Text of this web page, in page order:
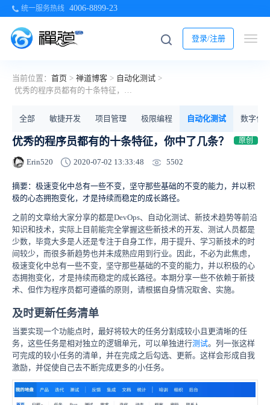
统一服务热线 4006-8899-23
登录/注册
当前位置： 首页 > 禅道博客 > 自动化测试 >
优秀的程序员都有的十条特征，你中了几条？
全部 敏捷开发 项目管理 极限编程 自动化测试 数字化
优秀的程序员都有的十条特征，你中了几条？ 原创
Erin520 2020-07-02 13:33:48 5502
摘要：极速变化中总有一些不变，坚守那些基础的不变的能力，并以积
极的心态拥抱变化，才是持续而稳定的成长路径。
之前的文章给大家分享的都是DevOps、自动化测试、新技术趋势等前沿
知识和技术，实际上目前能完全掌握这些新技术的开发、测试人员都是
少数，毕竟大多是人还是专注于自身工作，用于提升、学习新技术的时
间较少，而很多新趋势也并未成熟应用到行业。因此，不必为此焦虑，
极速变化中总有一些不变，坚守那些基础的不变的能力，并以积极的心
态拥抱变化，才是持续而稳定的成长路径。本期分享一些不依赖于新技
术、但作为程序员都可遵循的原则，请根据自身情况取舍、实施。
及时更新任务清单
当要实现一个功能点时，最好将较大的任务分割成较小且更清晰的任
务，这些任务是相对独立的逻辑单元，可以单独进行测试。列一张这样
可完成的较小任务的清单，并在完成之后勾选、更新。这样会形成自我
激励，并促使自己去不断完成更多的小任务。